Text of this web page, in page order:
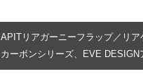
APITリアガーニーフラップ／リ
カーボンシリーズ、EVE DESIGN